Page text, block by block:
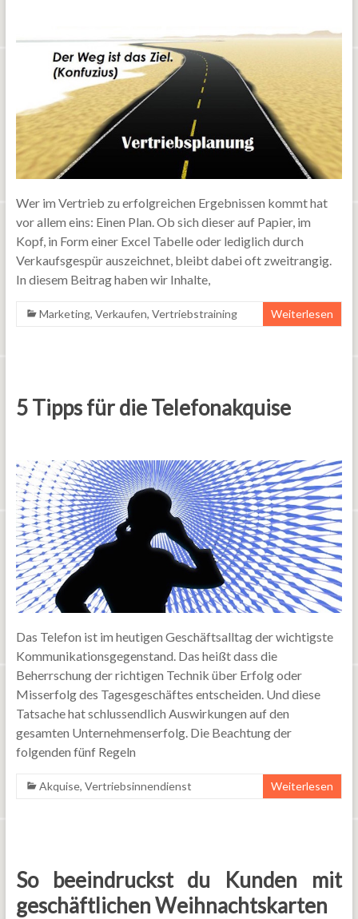
Wer im Vertrieb zu erfolgreichen Ergebnissen kommt hat
vor allem eins: Einen Plan. Ob sich dieser auf Papier, im
Kopf, in Form einer Excel Tabelle oder lediglich durch
Verkaufsgespür auszeichnet, bleibt dabei oft zweitrangig.
In diesem Beitrag haben wir Inhalte,
Marketing, Verkaufen, Vertriebstraining Weiterlesen
5 Tipps für die Telefonakquise
Das Telefon ist im heutigen Geschäftsalltag der wichtigste
Kommunikationsgegenstand. Das heißt dass die
Beherrschung der richtigen Technik über Erfolg oder
Misserfolg des Tagesgeschäftes entscheiden. Und diese
Tatsache hat schlussendlich Auswirkungen auf den
gesamten Unternehmenserfolg. Die Beachtung der
folgenden fünf Regeln
Akquise, Vertriebsinnendienst Weiterlesen
So beeindruckst du Kunden mit
geschäftlichen Weihnachtskarten